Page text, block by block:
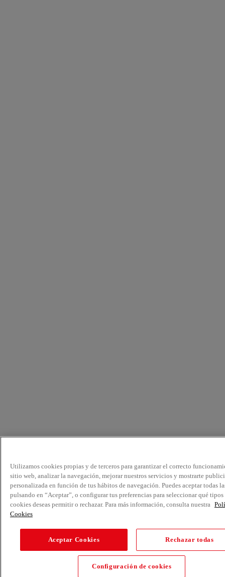
Utilizamos cookies propias y de terceros para garantizar el correcto
sitio web, analizar la navegación, mejorar nuestros servicios y mostrarte
personalizada en función de tus hábitos de navegación. Puedes aceptar todas
pulsando en “Aceptar”, o configurar tus preferencias para seleccionar qué tipos
cookies deseas permitir o rechazar. Para más información, consulta nuestra
Cookies
Aceptar Cookies Rechazar todas
Configuración de cookies